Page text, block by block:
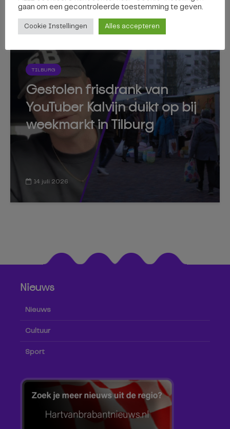
TILBURG
Gestolen frisdrank van
YouTuber Kalvijn duikt op bij
weekmarkt in Tilburg
14 juli 2026
Nieuws
Nieuws
Cultuur
Sport
gaan om een ​​gecontroleerde toestemming te geven.
Cookie Instellingen Alles accepteren